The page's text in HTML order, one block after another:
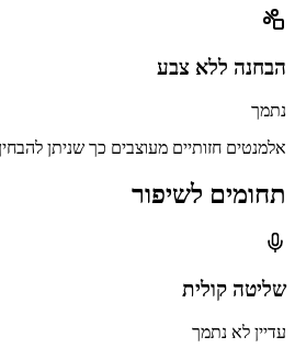
הבחנה ללא צבע
נתמך
אלמנטים חזותיים מעוצבים כך שניתן
תחומים לשיפור
שליטה קולית
עדיין לא נתמך